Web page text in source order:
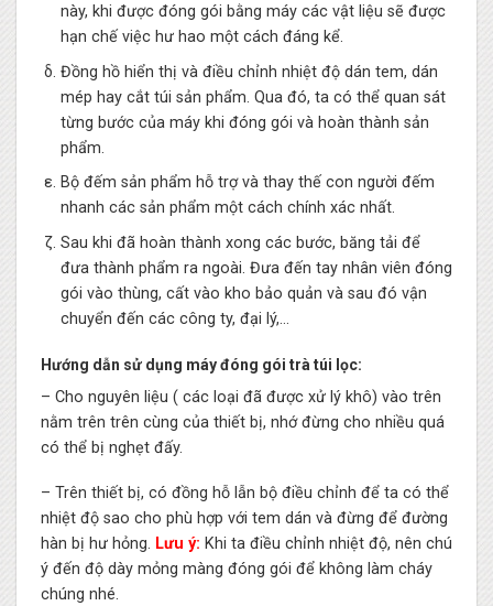
này, khi được đóng gói bằng máy các vật liệu sẽ được
hạn chế việc hư hao một cách đáng kể.
Đồng hồ hiển thị và điều chỉnh nhiệt độ dán tem, dán
mép hay cắt túi sản phẩm. Qua đó, ta có thể quan sát
từng bước của máy khi đóng gói và hoàn thành sản
phẩm.
Bộ đếm sản phẩm hỗ trợ và thay thế con người đếm
nhanh các sản phẩm một cách chính xác nhất.
Sau khi đã hoàn thành xong các bước, băng tải để
đưa thành phẩm ra ngoài. Đưa đến tay nhân viên đóng
gói vào thùng, cất vào kho bảo quản và sau đó vận
chuyển đến các công ty, đại lý,…
Hướng dẫn sử dụng máy đóng gói trà túi lọc:
– Cho nguyên liệu ( các loại đã được xử lý khô) vào trên
nằm trên trên cùng của thiết bị, nhớ đừng cho nhiều quá
có thể bị nghẹt đấy.
– Trên thiết bị, có đồng hỗ lẫn bộ điều chỉnh để ta có thể
nhiệt độ sao cho phù hợp với tem dán và đừng để đường
hàn bị hư hỏng. Lưu ý: Khi ta điều chỉnh nhiệt độ, nên chú
ý đến độ dày mỏng màng đóng gói để không làm cháy
chúng nhé.